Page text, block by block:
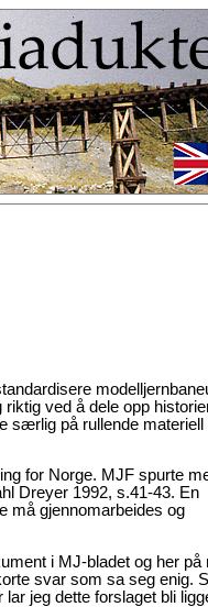
ved å dele opp
særlig på rullende materiell
for Norge. MJF spurte
Dreyer 1992, s.41-43. En
må gjennomarbeides og
i MJ-bladet og her på
svar som sa seg enig.
jeg dette forslaget bli